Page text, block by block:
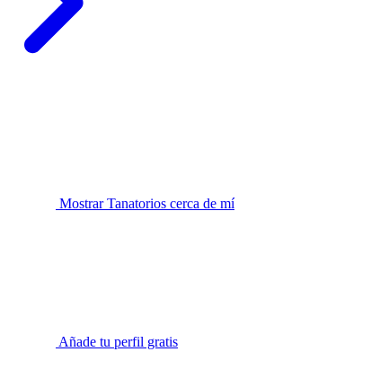
Mostrar Tanatorios cerca de mí
Añade tu perfil gratis